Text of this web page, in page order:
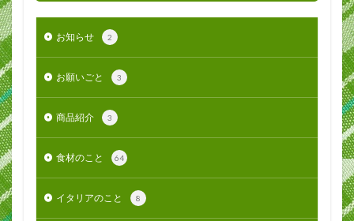
お知らせ 2
お願いごと 3
商品紹介 3
食材のこと 64
イタリアのこと 8